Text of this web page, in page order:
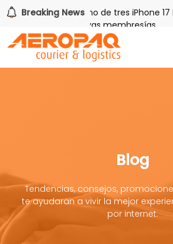
Breaking News
Gana uno de tres iPhone 17
tres meses nuevas membresías
Blog
Tendencias, consejos,
te ayudaran a vivir la mejor
por internet.